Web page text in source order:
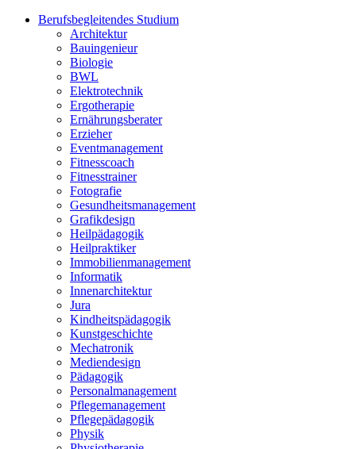
Berufsbegleitendes Studium
Architektur
Bauingenieur
Biologie
BWL
Elektrotechnik
Ergotherapie
Ernährungsberater
Erzieher
Eventmanagement
Fitnesscoach
Fitnesstrainer
Fotografie
Gesundheitsmanagement
Grafikdesign
Heilpädagogik
Heilpraktiker
Immobilienmanagement
Informatik
Innenarchitektur
Jura
Kindheitspädagogik
Kunstgeschichte
Mechatronik
Mediendesign
Pädagogik
Personalmanagement
Pflegemanagement
Pflegepädagogik
Physik